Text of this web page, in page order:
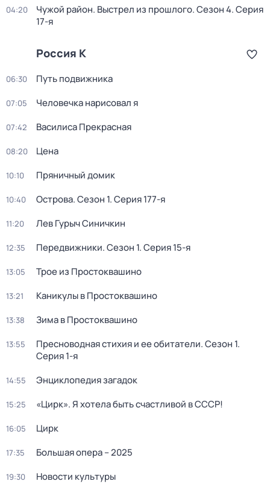
04:20 Чужой район. Выстрел из прошлого. Сезон 4. Серия
17-я
Россия К
06:30 Путь подвижника
07:05 Человечка нарисовал я
07:42 Василиса Прекрасная
08:20 Цена
10:10 Пряничный домик
10:40 Острова. Сезон 1. Серия 177-я
11:20 Лев Гурыч Синичкин
12:35 Передвижники. Сезон 1. Серия 15-я
13:05 Трое из Простоквашино
13:21 Каникулы в Простоквашино
13:38 Зима в Простоквашино
13:55 Пресноводная стихия и ее обитатели. Сезон 1.
Серия 1-я
14:55 Энциклопедия загадок
15:25 «Цирк». Я хотела быть счастливой в СССР!
16:05 Цирк
17:35 Большая опера – 2025
19:30 Новости культуры